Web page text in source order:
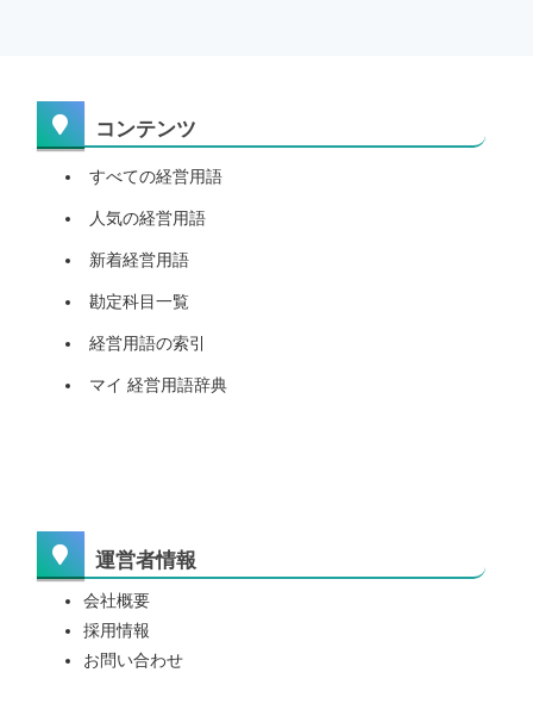
コンテンツ
すべての経営用語
人気の経営用語
新着経営用語
勘定科目一覧
経営用語の索引
マイ 経営用語辞典
運営者情報
会社概要
採用情報
お問い合わせ